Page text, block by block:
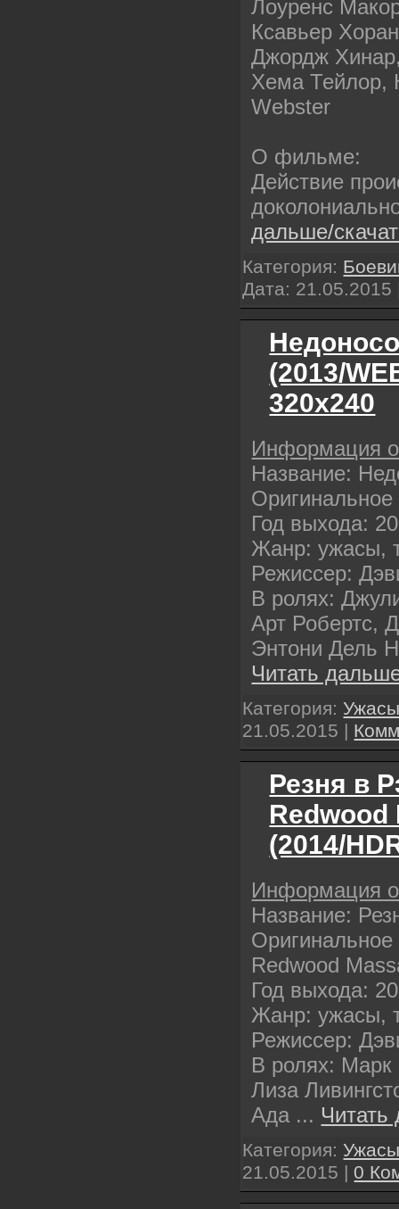
Лоуренс
Ксавьер
Джордж
Хема Тейлор,
Webster
О фильме:
Действие
дальше/
Категория:
Дата: 21.05.2015
(2013/
320х240
Информация
Название:
Год выхода:
Жанр: ужасы,
Режиссер:
В ролях:
Арт Робертс,
Энтони Дель
Читать
Категория:
21.05.2015 |
Резня в
Redwood
(2014/
Информация
Название:
Redwood
Год выхода:
Жанр: ужасы,
Режиссер:
В ролях:
Лиза
Ада ... Читать
Категория:
21.05.2015 | 0